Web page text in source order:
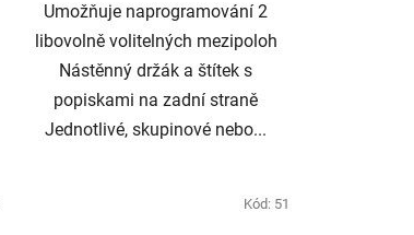
Umožňuje naprogramování 2
libovolně volitelných mezipoloh
Nástěnný držák a štítek s
popiskami na zadní straně
Jednotlivé, skupinové nebo...
Kód: 51